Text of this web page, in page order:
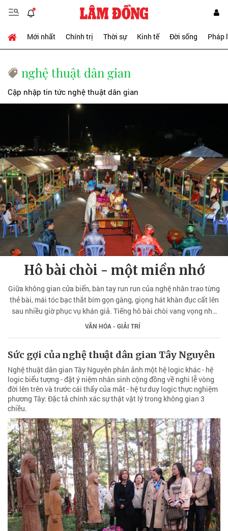
Mới nhất Chính trị Thời sự Kinh tế Đời sống Pháp
nghệ thuật dân gian
Cập nhập tin tức nghệ thuật dân gian
Hô bài chòi - một miền nhớ
Giữa không gian cửa biển, bàn tay run run của nghệ nhân trao từng
thẻ bài, mái tóc bạc thắt bím gọn gàng, giọng hát khàn đục cất lên
sau nhiều giờ phục vụ khán giả. Tiếng hô bài chòi vang vọng như
ký ức của người xứ biển. Di sản từng được UNESCO ghi danh ấy
VĂN HÓA - GIẢI TRÍ
Sức gợi của nghệ thuật dân gian Tây Nguyên
Nghệ thuật dân gian Tây Nguyên phản ảnh một hệ logic khác - hệ
logic biểu tượng - đặt ý niệm nhân sinh cộng đồng về nghi lễ vòng
đời lên trên và trước cái thấy của mắt - hệ tư duy logic thực nghiệm
phương Tây: Đặc tả chính xác sự thật vật lý trong không gian 3
chiều.